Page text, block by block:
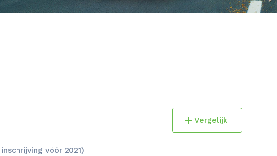
Vergelijk
inschrijving vóór 2021)